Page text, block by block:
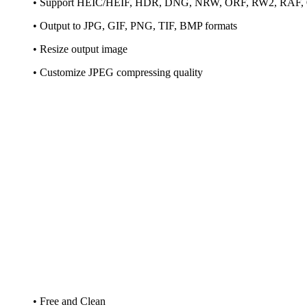
• Output to JPG, GIF, PNG, TIF, BMP formats
• Resize output image
• Customize JPEG compressing quality
• Free and Clean